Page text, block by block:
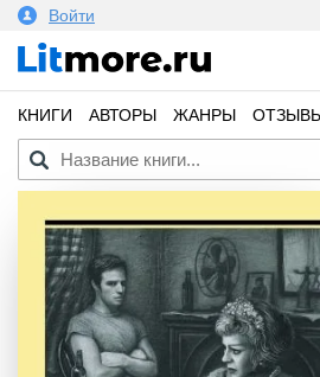
Войти
КНИГИ АВТОРЫ ЖАНРЫ